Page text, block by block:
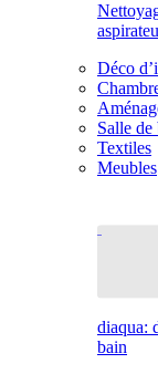
Déco
Salle de
Textiles
Meubles
diaqua:
bain